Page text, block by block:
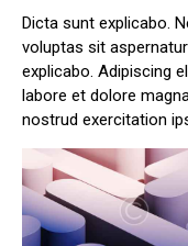
Dicta sunt explicabo.
voluptas sit
explicabo. Adipiscing
labore et dolore
nostrud exercitation